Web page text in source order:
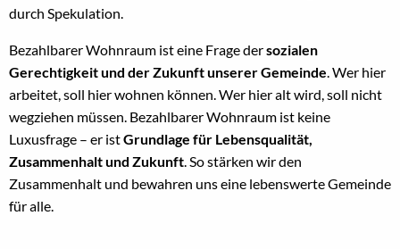
durch Spekulation.
Bezahlbarer Wohnraum ist eine Frage dersozialen
Gerechtigkeit und der Zukunft unserer Gemeinde. Wer hier
arbeitet, soll hier wohnen können. Wer hier alt wird, soll nicht
wegziehen müssen. Bezahlbarer Wohnraum ist keine
Luxusfrage – er istGrundlage für Lebensqualität,
Zusammenhalt und Zukunft. So stärken wir den
Zusammenhalt und bewahren uns eine lebenswerte Gemeinde
für alle.